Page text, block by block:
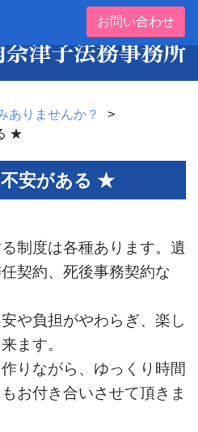
お問い合わせ
ありませんか？
★
安がある ★
制度は各種あります。遺
契約、死後事務契約な
や負担がやわらぎ、楽し
ます。
りながら、ゆっくり時間
お付き合いさせて頂きま